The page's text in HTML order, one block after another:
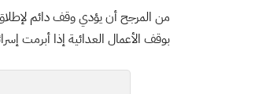
من المرجح أن يؤدي وقف دائم
بوقف الأعمال العدائية إذا أبرمت